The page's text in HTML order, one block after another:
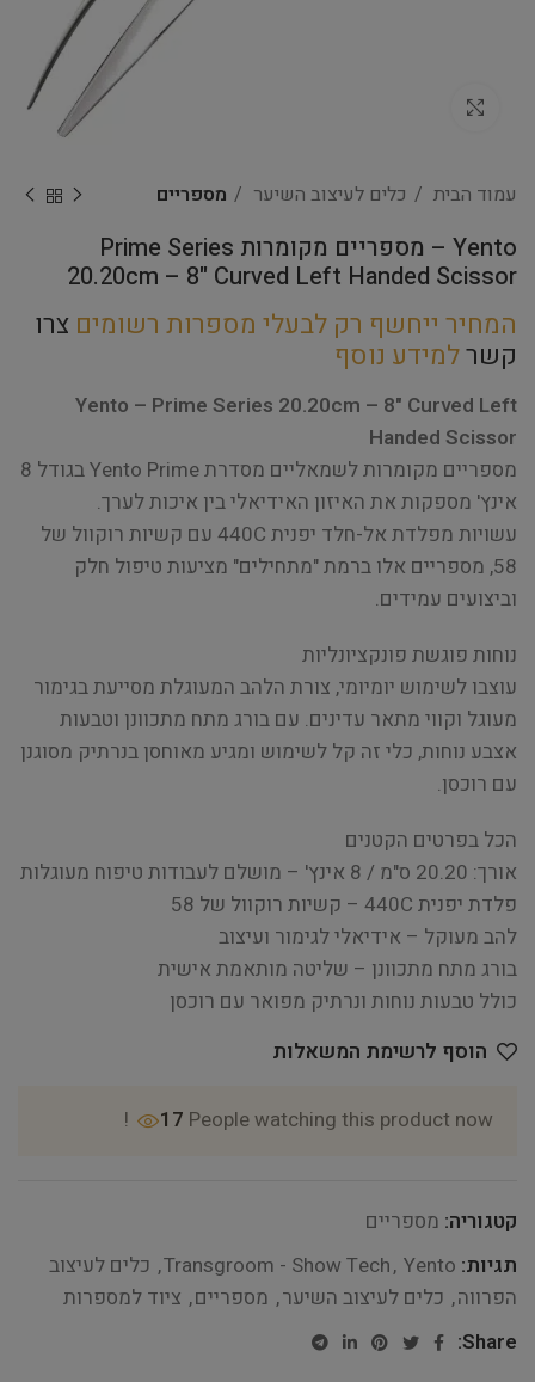
עמוד הבית כלים לעיצוב השיער מספריים
Yento – מספריים מקומרות Prime Series
20.20cm – 8" Curved Left Handed Scissor
המחיר ייחשף רק לבעלי מספרות רשומים צרו
קשרלמידע נוסף
Yento – Prime Series 20.20cm – 8" Curved Left
Handed Scissor
מספריים מקומרות לשמאליים מסדרת Yento Prime בגודל 8
אינץ' מספקות את האיזון האידיאלי בין איכות לערך.
עשויות מפלדת אל-חלד יפנית 440C עם קשיות רוקוול של
58, מספריים אלו ברמת "מתחילים" מציעות טיפול חלק
וביצועים עמידים.
נוחות פוגשת פונקציונליות
עוצבו לשימוש יומיומי, צורת הלהב המעוגלת מסייעת בגימור
מעוגל וקווי מתאר עדינים. עם בורג מתח מתכוונן וטבעות
אצבע נוחות, כלי זה קל לשימוש ומגיע מאוחסן בנרתיק מסוגנן
עם רוכסן.
הכל בפרטים הקטנים
אורך: 20.20 ס"מ / 8 אינץ' – מושלם לעבודות טיפוח מעוגלות
פלדת יפנית 440C – קשיות רוקוול של 58
להב מעוקל – אידיאלי לגימור ועיצוב
בורג מתח מתכוונן – שליטה מותאמת אישית
כולל טבעות נוחות ונרתיק מפואר עם רוכסן
הוסף לרשימת המשאלות
17 People watching this product now!
קטגוריה: מספריים
תגיות:
Transgroom - Show Tech, Yento
, כלים לעיצוב
הפרווה, כלים לעיצוב השיער, מספריים, ציוד למספרות
Share: